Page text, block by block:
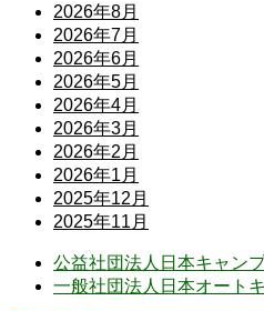
2026年8月
2026年7月
2026年6月
2026年5月
2026年4月
2026年3月
2026年2月
2026年1月
2025年12月
2025年11月
公益社団法人日本キャン
一般社団法人日本オート